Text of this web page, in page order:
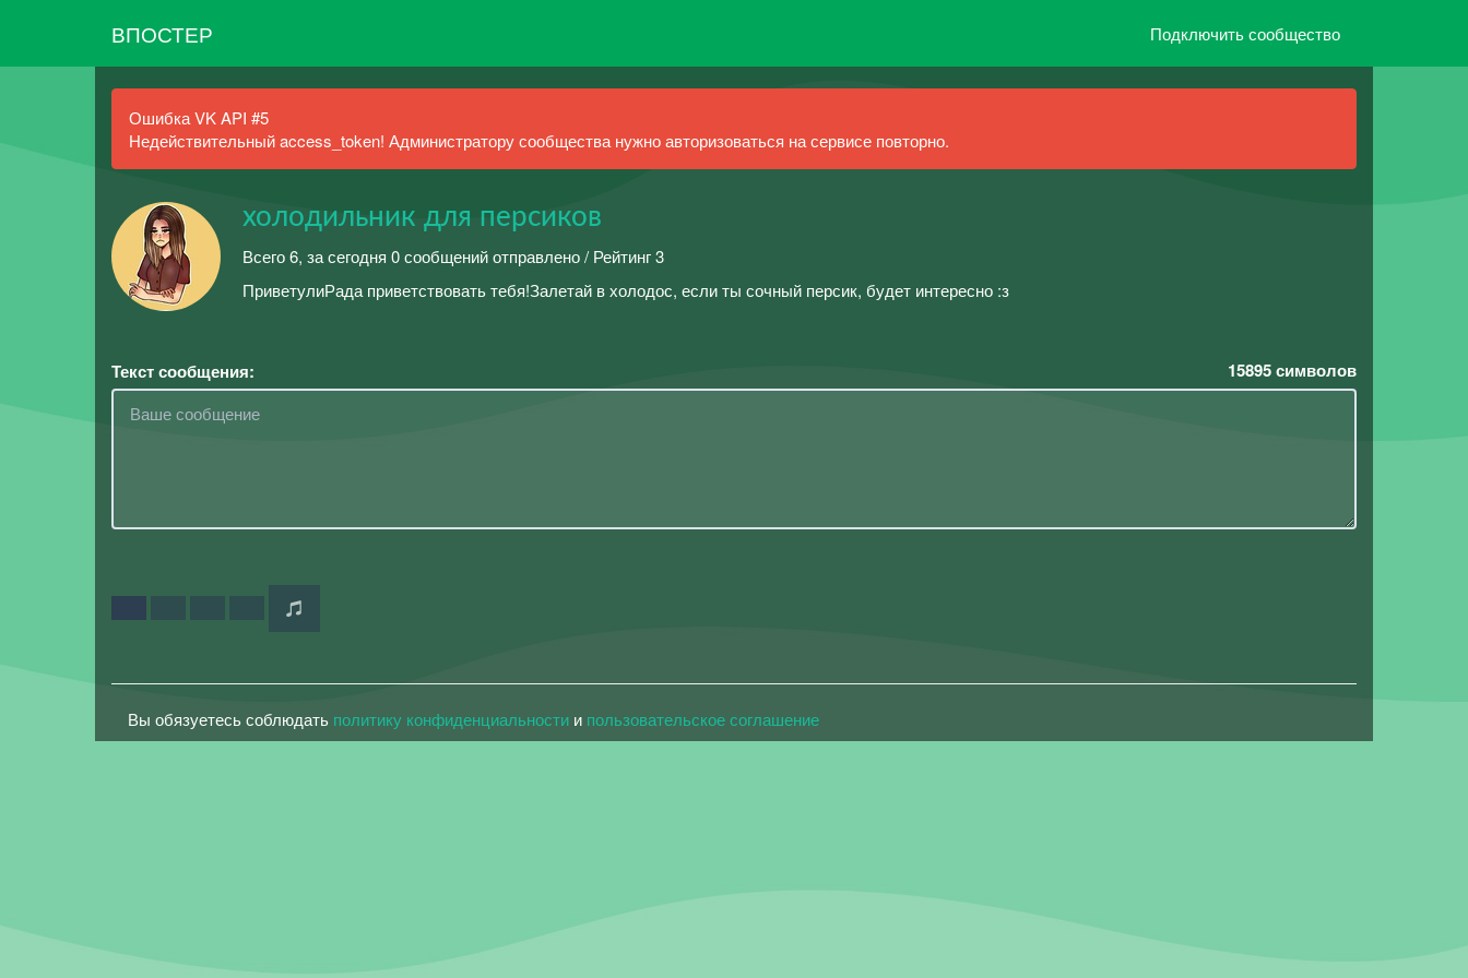
ВПОСТЕР Подключить сообщество
Ошибка VK API #5
Недействительный access_token! Администратору сообщества нужно авторизоваться на сервисе повторно.
холодильник для персиков
Всего 6, за сегодня 0 сообщений отправлено / Рейтинг 3
ПриветулиРада приветствовать тебя!Залетай в холодос, если ты сочный персик, будет интересно :з
Текст сообщения: 15895символов
Вы обязуетесь соблюдать политику конфиденциальности и пользовательское соглашение